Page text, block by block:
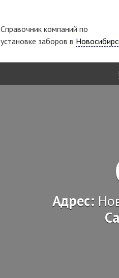
Справочник компаний по
установке заборов в
Адрес: